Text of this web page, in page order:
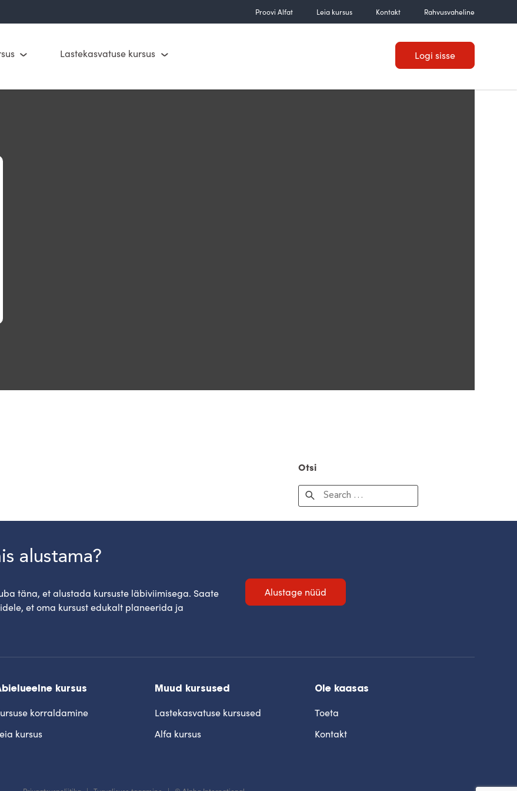
Proovi Alfat Leia kursus Kontakt Rahvusvaheline
Lastekasvatuse kursus Logi sisse
Otsi
Search
for:
alustama?
täna, et alustada kursuste läbiviimisega. Saate
et oma kursust edukalt planeerida ja
Alustage nüüd
kursus
korraldamine
kursus
Muud kursused
Lastekasvatuse kursused
Alfa kursus
Ole kaasas
Toeta
Kontakt